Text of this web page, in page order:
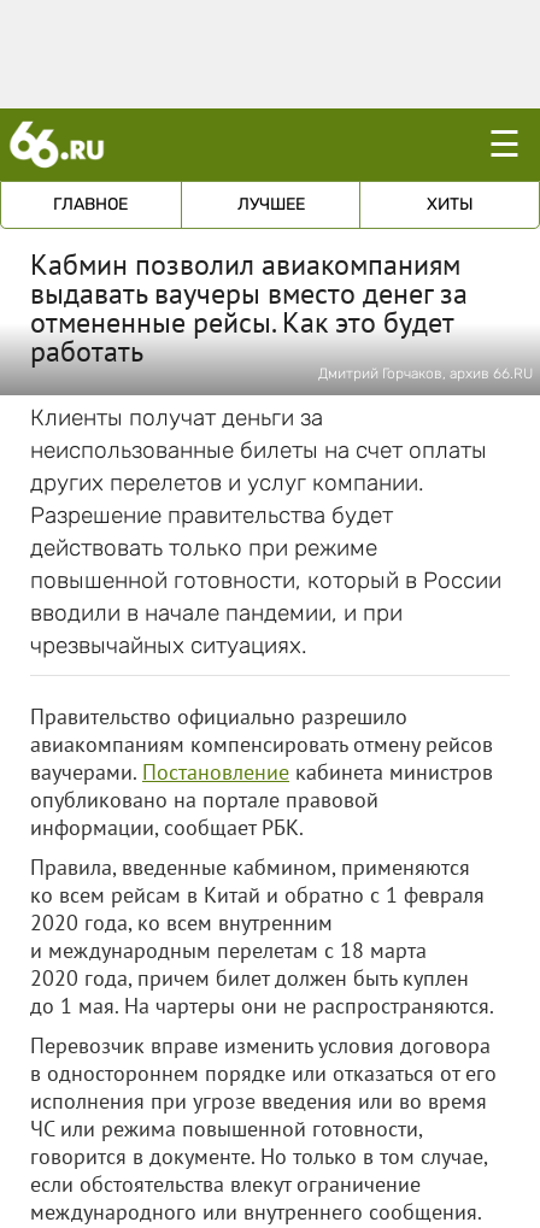
☰
ГЛАВНОЕ ЛУЧШЕЕ ХИТЫ
Кабмин позволил авиакомпаниям
выдавать ваучеры вместо денег за
отмененные рейсы. Как это будет
работать
Дмитрий Горчаков, архив 66.RU
Клиенты получат деньги за
неиспользованные билеты на счет оплаты
других перелетов и услуг компании.
Разрешение правительства будет
действовать только при режиме
повышенной готовности, который в России
вводили в начале пандемии, и при
чрезвычайных ситуациях.
Правительство официально разрешило
авиакомпаниям компенсировать отмену рейсов
ваучерами. Постановление кабинета министров
опубликовано на портале правовой
информации, сообщает РБК.
Правила, введенные кабмином, применяются
ко всем рейсам в Китай и обратно с 1 февраля
2020 года, ко всем внутренним
и международным перелетам с 18 марта
2020 года, причем билет должен быть куплен
до 1 мая. На чартеры они не распространяются.
Перевозчик вправе изменить условия договора
в одностороннем порядке или отказаться от его
исполнения при угрозе введения или во время
ЧС или режима повышенной готовности,
говорится в документе. Но только в том случае,
если обстоятельства влекут ограничение
международного или внутреннего сообщения.